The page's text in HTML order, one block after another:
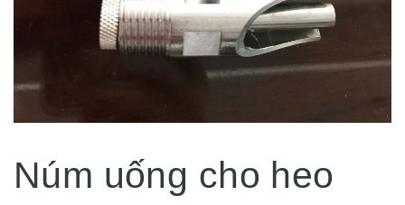
Núm uống cho heo